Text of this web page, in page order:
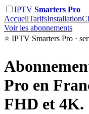
IPTV Smarters Pro
AccueilTarifsInstallation
Voir les abonnements
⭐ IPTV Smarters Pro ·
Pro en
FHD et 4K.